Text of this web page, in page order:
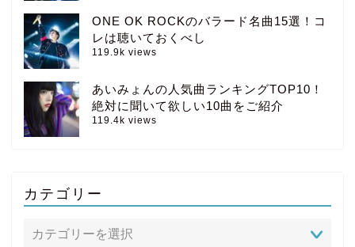
ONE OK ROCKのバラード名曲15選！コ
レは聴いておくべし
119.9k views
あいみょんの人気曲ランキングTOP10！
絶対に聞いて欲しい10曲をご紹介
119.4k views
カテゴリー